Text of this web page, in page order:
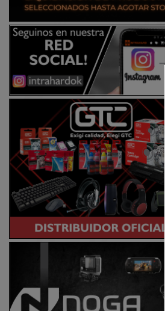
PERFORMANCE
PHILIPS
PRINTGATE
PUXIDA
QCY
SAMSUNG
SANDISK
TECNOVIBE
TELTRON
TP-LINK
TRUST
WESTERN DIGITAL
XIAOMI
XTECH